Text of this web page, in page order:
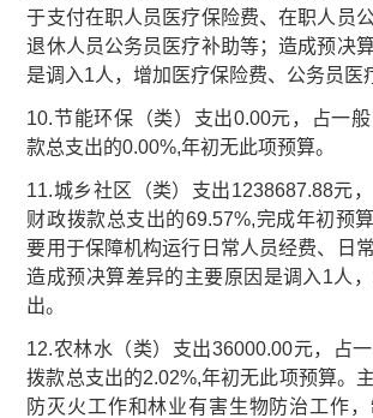
于支付在职人员医疗保险费、在职人员
退休人员公务员医疗补助等；造成预决
是调入1人，增加医疗保险费、公务员医
10.节能环保（类）支出0.00元，占一
款总支出的0.00%,年初无此项预算。
11.城乡社区（类）支出1238687.88元
财政拨款总支出的69.57%,完成年初预
要用于保障机构运行日常人员经费、日
造成预决算差异的主要原因是调入1人
出。
12.农林水（类）支出36000.00元，占
拨款总支出的2.02%,年初无此项预算。
防灭火工作和林业有害生物防治工作